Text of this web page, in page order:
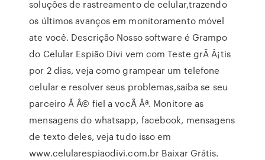
soluções de rastreamento de celular,trazendo
os últimos avanços em monitoramento móvel
ate você. Descrição Nosso software é Grampo
do Celular Espião Divi vem com Teste grÃ Â¡tis
por 2 dias, veja como grampear um telefone
celular e resolver seus problemas,saiba se seu
parceiro Ã Â© fiel a vocÃ Âª. Monitore as
mensagens do whatsapp, facebook, mensagens
de texto deles, veja tudo isso em
www.celularespiaodivi.com.br Baixar Grátis.